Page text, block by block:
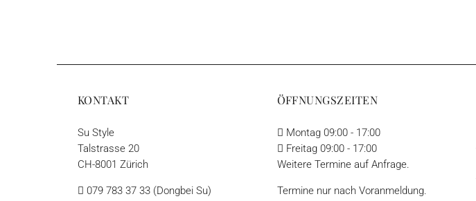
KONTAKT
Su Style
Talstrasse 20
CH-8001 Zürich
079 783 37 33 (Dongbei Su)
ÖFFNUNGSZEITEN
Montag 09:00 - 17:00
Freitag 09:00 - 17:00
Weitere Termine auf Anfrage.
Termine nur nach Voranmeldung.